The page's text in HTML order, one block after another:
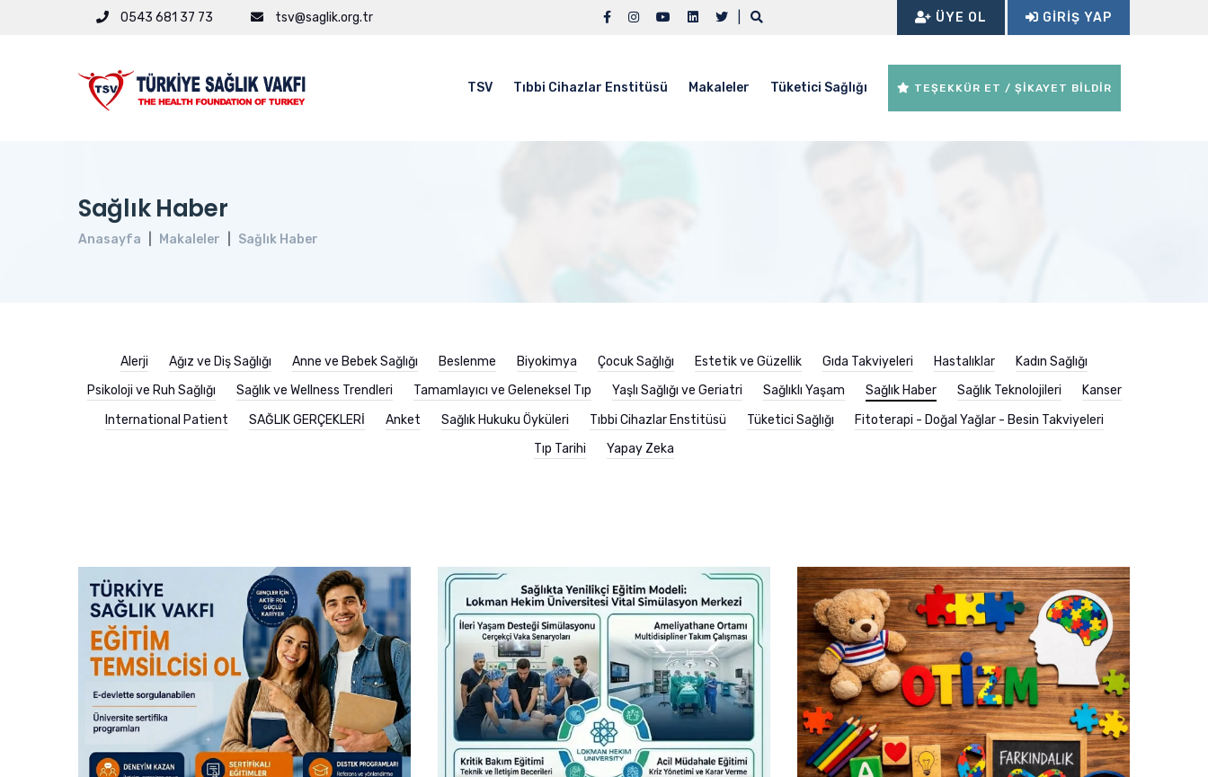
0543 681 37 73 tsv@saglik.org.tr ÜYE OL GIRIŞ YAP
TSV Tıbbi Cihazlar Enstitüsü Makaleler Tüketici Sağlığı TEŞEKKÜR ET / ŞİKAYET BİLDİR
Sağlık Haber
Anasayfa Makaleler Sağlık Haber
Alerji Ağız ve Diş Sağlığı Anne ve Bebek Sağlığı Beslenme Biyokimya Çocuk Sağlığı Estetik ve Güzellik Gıda Takviyeleri Hastalıklar
Kadın Sağlığı
Psikoloji ve Ruh Sağlığı
Sağlık ve Wellness Trendleri Tamamlayıcı ve Geleneksel Tıp Yaşlı Sağlığı ve Geriatri Sağlıklı Yaşam Sağlık Haber Sağlık Teknolojileri
Kanser
International Patient
SAĞLIK GERÇEKLERİ Anket Sağlık Hukuku Öyküleri Tıbbi Cihazlar Enstitüsü Tüketici Sağlığı
Fitoterapi - Doğal Yağlar - Besin Takviyeleri
Tıp Tarihi
Yapay Zeka